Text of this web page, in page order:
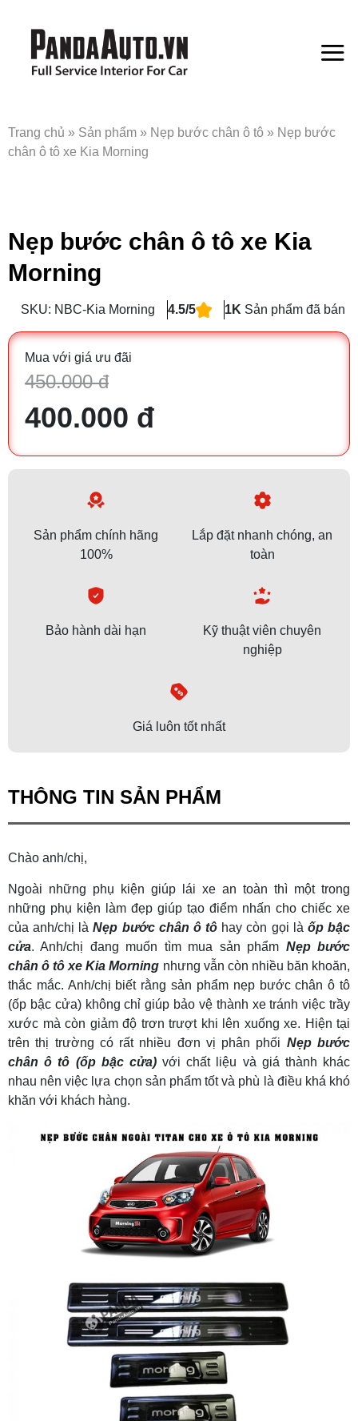
Trang chủ » Sản phẩm » Nẹp bước chân ô tô » Nẹp bước
chân ô tô xe Kia Morning
Nẹp bước chân ô tô xe Kia
Morning
SKU: NBC-Kia Morning 4.5/5 1K Sản phẩm đã bán
Mua với giá ưu đãi
450.000 đ
400.000 đ
Sản phẩm chính hãng
100%
Lắp đặt nhanh chóng, an
toàn
Bảo hành dài hạn
Kỹ thuật viên chuyên
nghiệp
Giá luôn tốt nhất
THÔNG TIN SẢN PHẨM
Chào anh/chị,
Ngoài những phụ kiện giúp lái xe an toàn thì một trong
những phụ kiện làm đẹp giúp tạo điểm nhấn cho chiếc xe
của anh/chị làNẹp bước chân ô tô hay còn gọi là ốp bậc
cửa. Anh/chị đang muốn tìm mua sản phẩm Nẹp bước
chân ô tô xe Kia Morning nhưng vẫn còn nhiều băn khoăn,
thắc mắc. Anh/chị biết rằng sản phẩm nẹp bước chân ô tô
(ốp bậc cửa) không chỉ giúp bảo vệ thành xe tránh việc trầy
xước mà còn giảm độ trơn trượt khi lên xuống xe. Hiện tại
trên thị trường có rất nhiều đơn vị phân phối Nẹp bước
chân ô tô (ốp bậc cửa)với chất liệu và giá thành khác
nhau nên việc lựa chọn sản phẩm tốt và phù là điều khá khó
khăn với khách hàng.